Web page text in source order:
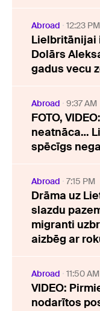
Abroad 12:23 PM
Lielbritānijai
Dolārs
gadus vecu
Abroad 9:37 AM
FOTO,
neatnāca…
spēcīgs
Abroad 7:15 PM
Drāma uz
slazdu
migranti
aizbēg ar
Abroad 11:50 AM
VIDEO:
nodarītos